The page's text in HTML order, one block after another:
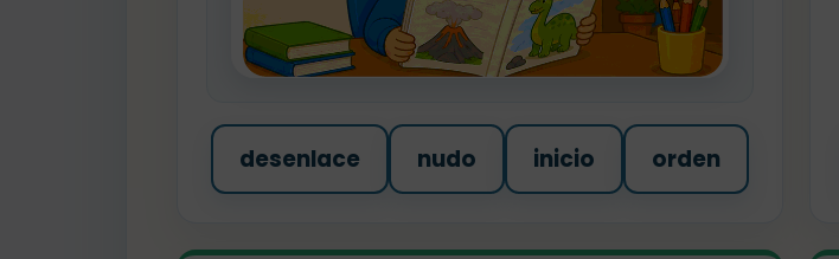
desenlace nudo inicio orden